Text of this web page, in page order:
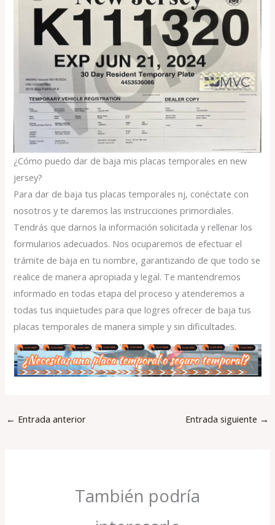
¿Cómo puedo dar de baja mis placas temporales en new
jersey?
Para dar de baja tus placas temporales nj, conéctate con
nosotros y te daremos las instrucciones primordiales.
Tendrás que darnos la información solicitada y rellenar los
formularios adecuados. Nos ocuparemos de efectuar el
trámite de baja en tu nombre, garantizando de que todo se
realice de manera apropiada y legal. Te mantendremos
informado en todas etapa del proceso y atenderemos a
todas tus inquietudes para que logres ofrecer de baja tus
placas temporales de manera simple y sin dificultades.
← Entrada anterior Entrada siguiente →
También podría